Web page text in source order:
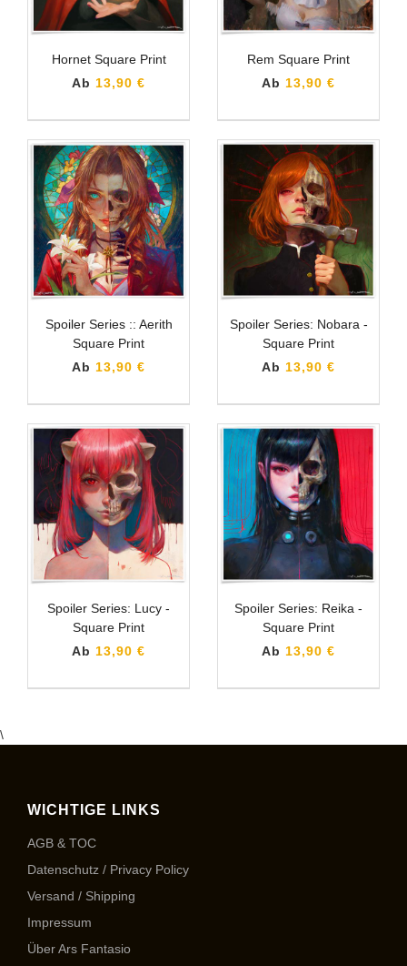
Hornet Square Print
Ab 13,90 €
Rem Square Print
Ab 13,90 €
Spoiler Series :: Aerith
Square Print
Ab 13,90 €
Spoiler Series: Nobara -
Square Print
Ab 13,90 €
Spoiler Series: Lucy -
Square Print
Ab 13,90 €
Spoiler Series: Reika -
Square Print
Ab 13,90 €
\
WICHTIGE LINKS
AGB & TOC
Datenschutz / Privacy Policy
Versand / Shipping
Impressum
Über Ars Fantasio